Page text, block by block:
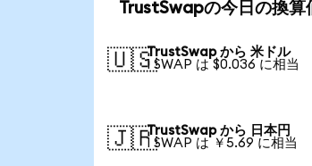
TrustSwapの今日の換算
🇺🇸TrustSwap から 米ドル
1 SWAP は $0.036 に相当
🇯🇵TrustSwap から 日本円
1 SWAP は ￥5.69 に相当